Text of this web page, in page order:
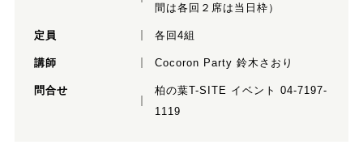
間は各回２席は当日枠）
定員 各回4組
講師 Cocoron Party 鈴木さおり
問合せ
柏の葉T-SITE イベント 04-7197-
1119